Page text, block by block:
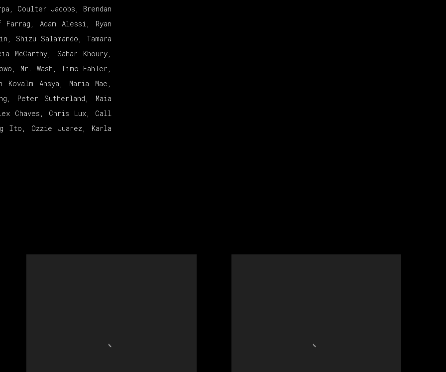
Coulter Jacobs, Brendan
Adam Alessi, Ryan
Shizu Salamando, Tamara
McCarthy, Sahar Khoury,
Mr. Wash, Timo Fahler,
Ansya, Maria Mae,
Peter Sutherland, Maia
Chaves, Chris Lux, Call
Ito, Ozzie Juarez, Karla